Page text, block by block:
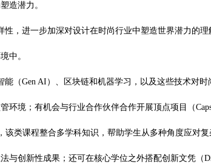
造潜力。
进一步加深对设计在时尚行业中塑造世界潜力的理
中。
Gen AI）、区块链和机器学习，以及这些技术对时
境；有机会与行业合作伙伴合作开展顶点项目（
该类课程整合多学科知识，帮助学生从多种角度应对
与创新性成果；还可在核心学位之外搭配创新文凭（